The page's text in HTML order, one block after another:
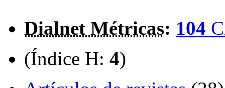
Dialnet Métricas: 104
(Índice H: 4)